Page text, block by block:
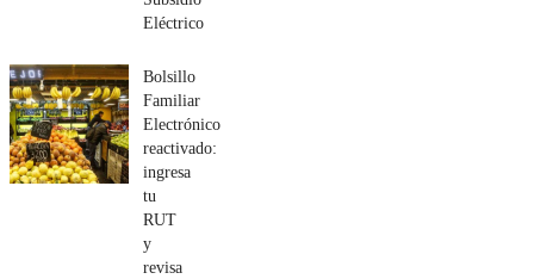
Eléctrico
Bolsillo
Familiar
Electrónico
reactivado:
ingresa
tu
RUT
y
revisa